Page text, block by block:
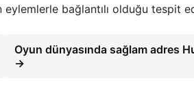
bağlantılı olduğu tespit
Oyun dünyasında sağlam adres
→